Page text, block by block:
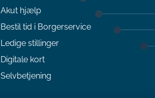
Akut hjælp
Bestil tid i Borgerservice
Ledige stillinger
Digitale kort
Selvbetjening